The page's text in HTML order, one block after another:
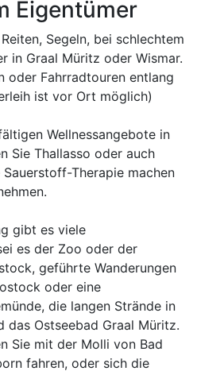
Eigentümer
Segeln, bei schlechtem
in Graal Müritz oder Wismar.
oder Fahrradtouren entlang
ist vor Ort möglich)
Wellnessangebote in
Sie Thallasso oder auch
Therapie machen
gibt es viele
es der Zoo oder der
geführte Wanderungen
oder eine
die langen Strände in
das Ostseebad Graal Müritz.
Sie mit der Molli von Bad
fahren, oder sich die